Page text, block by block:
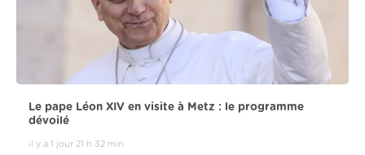
Le pape Léon XIV en visite à Metz : le programme
dévoilé
il y a 1 jour 21 h 32 min